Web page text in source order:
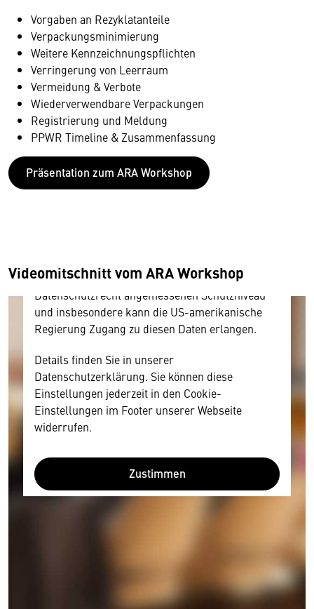
Vorgaben an Rezyklatanteile
Verpackungsminimierung
Weitere Kennzeichnungspflichten
Verringerung von Leerraum
Vermeidung & Verbote
Wiederverwendbare Verpackungen
Registrierung und Meldung
PPWR Timeline & Zusammenfassung
Präsentation zum ARA Workshop
Videomitschnitt vom ARA Workshop
Wir benötigen Ihre Zustimmung
Hier würden wir Ihnen gerne einen externen
Inhalt anzeigen. Dafür benötigen wir allerdings
Diese Daten unterliegen keinem dem EU-
Datenschutzrecht angemessenen Schutzniveau
und insbesondere kann die US-amerikanische
Regierung Zugang zu diesen Daten erlangen.
Details finden Sie in unserer
Datenschutzerklärung. Sie können diese
Einstellungen jederzeit in den Cookie-
Einstellungen im Footer unserer Webseite
widerrufen.
Zustimmen